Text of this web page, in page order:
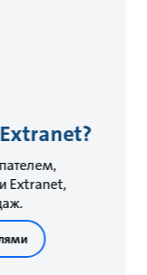
Extranet,